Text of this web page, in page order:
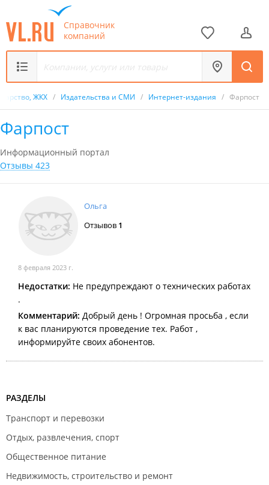
Справочник
компаний
ЖКХ / Издательства и СМИ / Интернет-издания / Фарпост
Фарпост
Информационный портал
Отзывы 423
Ольга
Отзывов 1
8 февраля 2023 г.
Недостатки: Не предупреждают о технических работах
.
Комментарий: Добрый день ! Огромная просьба , если
к вас планируются проведение тех. Работ ,
информируйте своих абонентов.
РАЗДЕЛЫ
Транспорт и перевозки
Отдых, развлечения, спорт
Общественное питание
Недвижимость, строительство и ремонт